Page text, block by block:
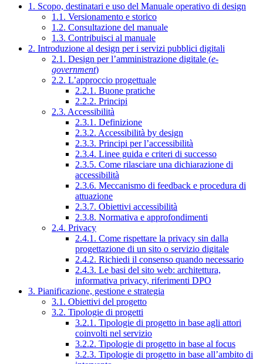
1. Scopo, destinatari e uso del Manuale operativo di design
1.1. Versionamento e storico
1.2. Consultazione del manuale
1.3. Contribuisci al manuale
2. Introduzione al design per i servizi pubblici digitali
2.1. Design per l’amministrazione digitale (e-
government)
2.2. L’approccio progettuale
2.2.1. Buone pratiche
2.2.2. Principi
2.3. Accessibilità
2.3.1. Definizione
2.3.2. Accessibilità by design
2.3.3. Principi per l’accessibilità
2.3.4. Linee guida e criteri di successo
2.3.5. Come rilasciare una dichiarazione di
accessibilità
2.3.6. Meccanismo di feedback e procedura di
attuazione
2.3.7. Obiettivi accessibilità
2.3.8. Normativa e approfondimenti
2.4. Privacy
2.4.1. Come rispettare la privacy sin dalla
progettazione di un sito o servizio digitale
2.4.2. Richiedi il consenso quando necessario
2.4.3. Le basi del sito web: architettura,
informativa privacy, riferimenti DPO
3. Pianificazione, gestione e strategia
3.1. Obiettivi del progetto
3.2. Tipologie di progetti
3.2.1. Tipologie di progetto in base agli attori
coinvolti nel servizio
3.2.2. Tipologie di progetto in base al focus
3.2.3. Tipologie di progetto in base all’ambito di